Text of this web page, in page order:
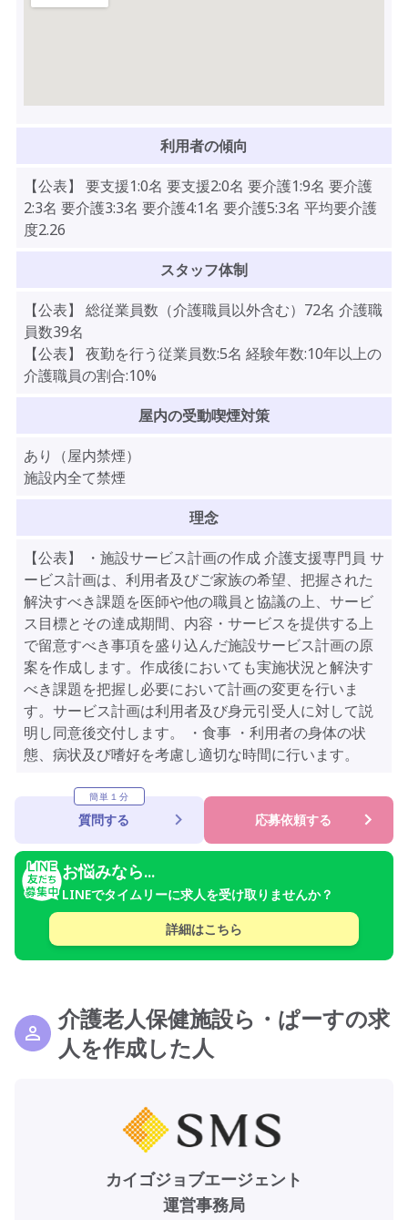
利用者の傾向
【公表】 要支援1:0名 要支援2:0名 要介護1:9名 要介護
2:3名 要介護3:3名 要介護4:1名 要介護5:3名 平均要介護
度2.26
スタッフ体制
【公表】 総従業員数（介護職員以外含む）72名 介護職
員数39名
【公表】 夜勤を行う従業員数:5名 経験年数:10年以上の
介護職員の割合:10%
屋内の受動喫煙対策
あり（屋内禁煙）
施設内全て禁煙
理念
【公表】 ・施設サービス計画の作成 介護支援専門員 サ
ービス計画は、利用者及びご家族の希望、把握された
解決すべき課題を医師や他の職員と協議の上、サービ
ス目標とその達成期間、内容・サービスを提供する上
で留意すべき事項を盛り込んだ施設サービス計画の原
案を作成します。作成後においても実施状況と解決す
べき課題を把握し必要において計画の変更を行いま
す。サービス計画は利用者及び身元引受人に対して説
明し同意後交付します。 ・食事 ・利用者の身体の状
態、病状及び嗜好を考慮し適切な時間に行います。
簡単１分
質問する 応募依頼する
お悩みなら...
LINEでタイムリーに求人を受け取りませんか？
詳細はこちら
介護老人保健施設ら・ぱーすの求
人を作成した人
カイゴジョブエージェント
運営事務局